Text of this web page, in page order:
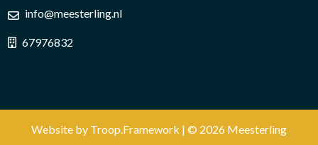
info@meesterling.nl
67976832
Website by Troop.Framework | © 2026 Meesterling